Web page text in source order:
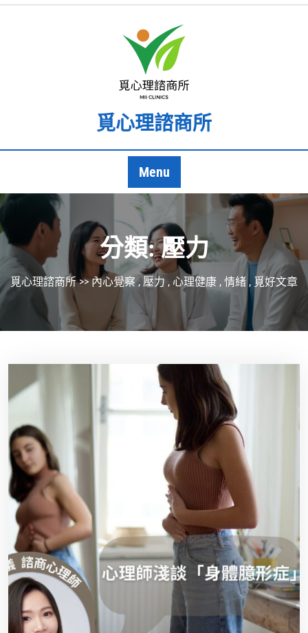
Skip
覓心理諮商所
Menu
分類:壓力
覓心理諮商所>>內心覺察,壓力 , 心理健康 , 情緒 , 覓好文章